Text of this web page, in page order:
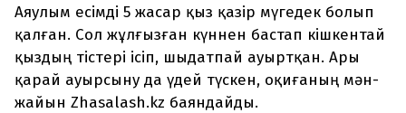
Редакциямен байланыс
+7 708 604 51 06
Жарнама бөлімі
+7 701 220 64 52
Пошта
zhasalash100@gmail.com
Аяулым есімді 5 жасар қыз қазір мүгедек болып
қалған. Сол жұлғызған күннен бастап кішкентай
қыздың тістері ісіп, шыдатпай ауыртқан. Ары
қарай ауырсыну да үдей түскен, оқиғаның мән-
жайын Zhasalash.kz баяндайды.